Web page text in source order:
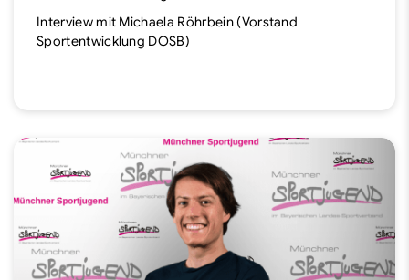
Interview mit Michaela Röhrbein (Vorstand
Sportentwicklung DOSB)